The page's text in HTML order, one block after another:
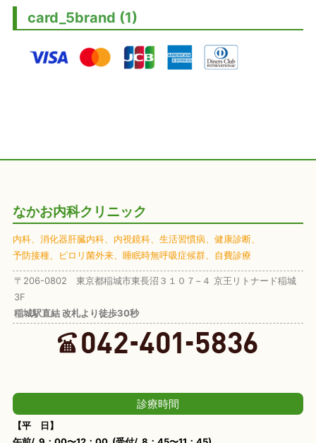
card_5brand (1)
なかお内科クリニック
内科、 消化器肝臓内科、 内視鏡科、 生活習慣病、 健康診断、
予防接種、
ピロリ菌外来、 睡眠時無呼吸症候群、 自費診療
〒206-0802 東京都稲城市東長沼３１０７−４ 京王リトナード稲城
3F
稲城駅直結 改札より徒歩30秒
診療時間
【平 日】